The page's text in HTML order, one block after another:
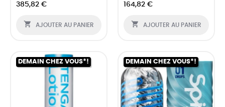
385,82 €
 AJOUTER AU PANIER
164,82 €
 AJOUTER AU PANIER
DEMAIN CHEZ VOUS*! DEMAIN CHEZ VOUS*!